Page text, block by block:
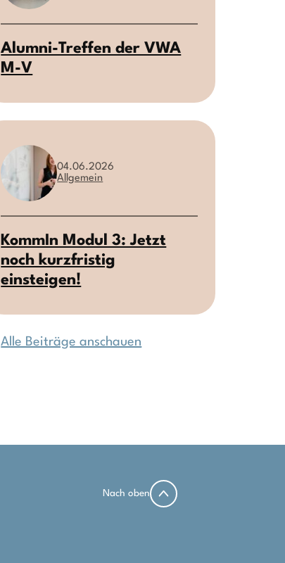
Alumni-Treffen der VWA
M-V
04.06.2026
Allgemein
KommIn Modul 3: Jetzt
noch kurzfristig
einsteigen!
Alle Beiträge anschauen
Nach oben